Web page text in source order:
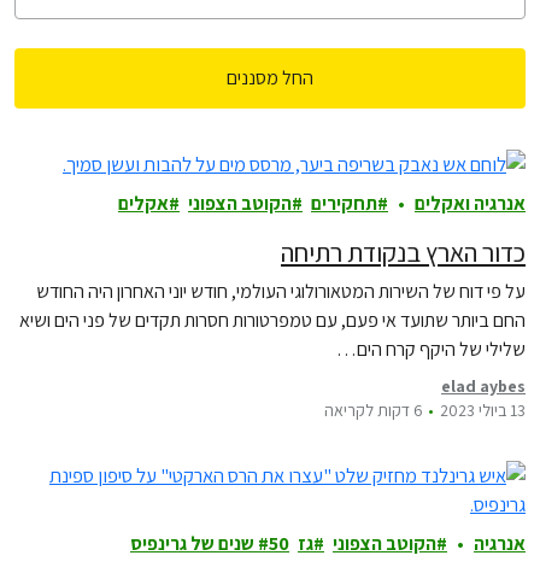
החל מסננים
filtered results
אנרגיה ואקלים תחקירים הקוטב הצפוני אקלים
כדור הארץ בנקודת רתיחה
על פי דוח של השירות המטאורולוגי העולמי, חודש יוני האחרון היה החודש
החם ביותר שתועד אי פעם, עם טמפרטורות חסרות תקדים של פני הים ושיא
שלילי של היקף קרח הים…
elad aybes
13 ביולי 2023
6 דקות לקריאה
אנרגיה הקוטב הצפוני גז 50 שנים של גרינפיס